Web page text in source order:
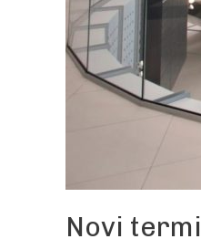
Novi